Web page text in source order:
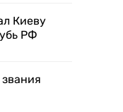
Киеву
РФ